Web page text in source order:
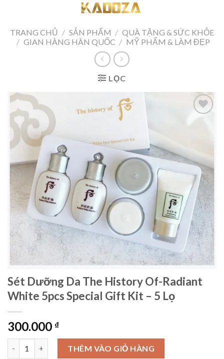
content
TRANG CHỦ / SẢN PHẨM / QUÀ TẶNG & SỨC KHỎE
/ GIAN HÀNG HÀN QUỐC / MỸ PHẨM & LÀM ĐẸP
LỌC
Sét Dưỡng Da The History Of-Radiant
White 5pcs Special Gift Kit – 5 Lọ
300.000 ₫
Sét Dưỡng Da The History Of-Radiant White 5pcs Special Gift
THÊM VÀO GIỎ HÀNG